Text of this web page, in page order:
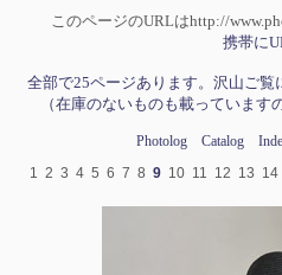
このページのURLはhttp://
携帯に
全部で25ページあります。沢山ご覧
（在庫のないものも載っています
Photolog Catalog
1 2 3 4 5 6 7 8 9 10 11 12 13 14